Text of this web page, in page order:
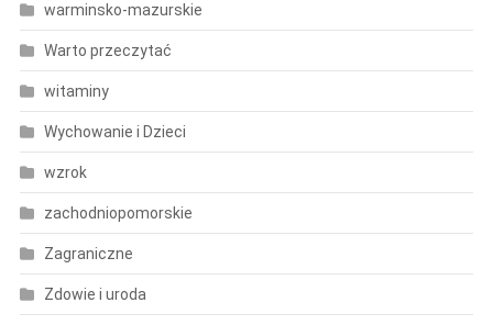
warminsko-mazurskie
Warto przeczytać
witaminy
Wychowanie i Dzieci
wzrok
zachodniopomorskie
Zagraniczne
Zdowie i uroda